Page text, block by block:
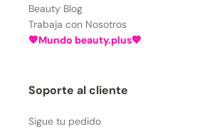
Beauty Blog
Trabaja con Nosotros
💖Mundo beauty.plus💖
Soporte al cliente
Sigue tu pedido